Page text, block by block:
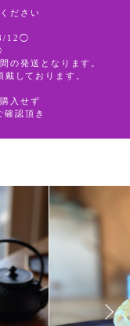
ださい
12◯
の発送となります。
しております。
入せず
認頂き